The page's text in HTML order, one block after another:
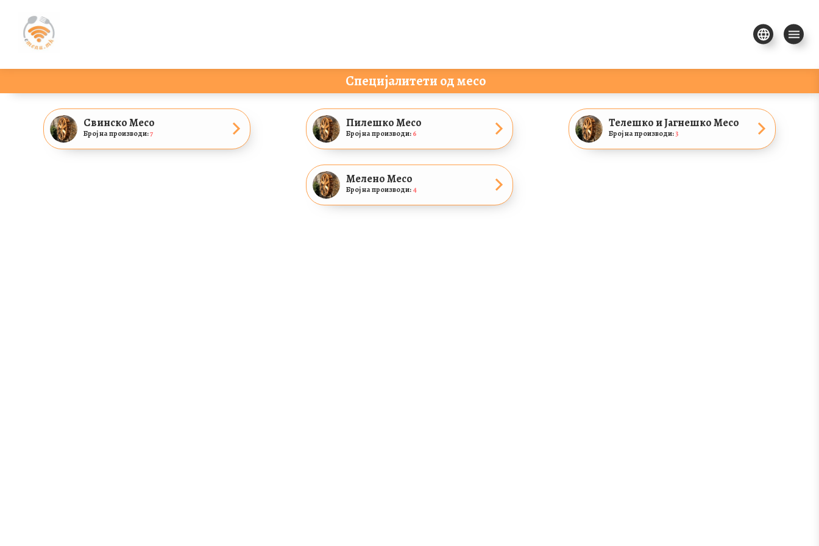
Специјалитети од месо
Свинско Месо
Број на производи:7
Пилешко Месо
Број на производи:6
Телешко и Јагнешко Месо
Број на производи:3
Мелено Месо
Број на производи:4